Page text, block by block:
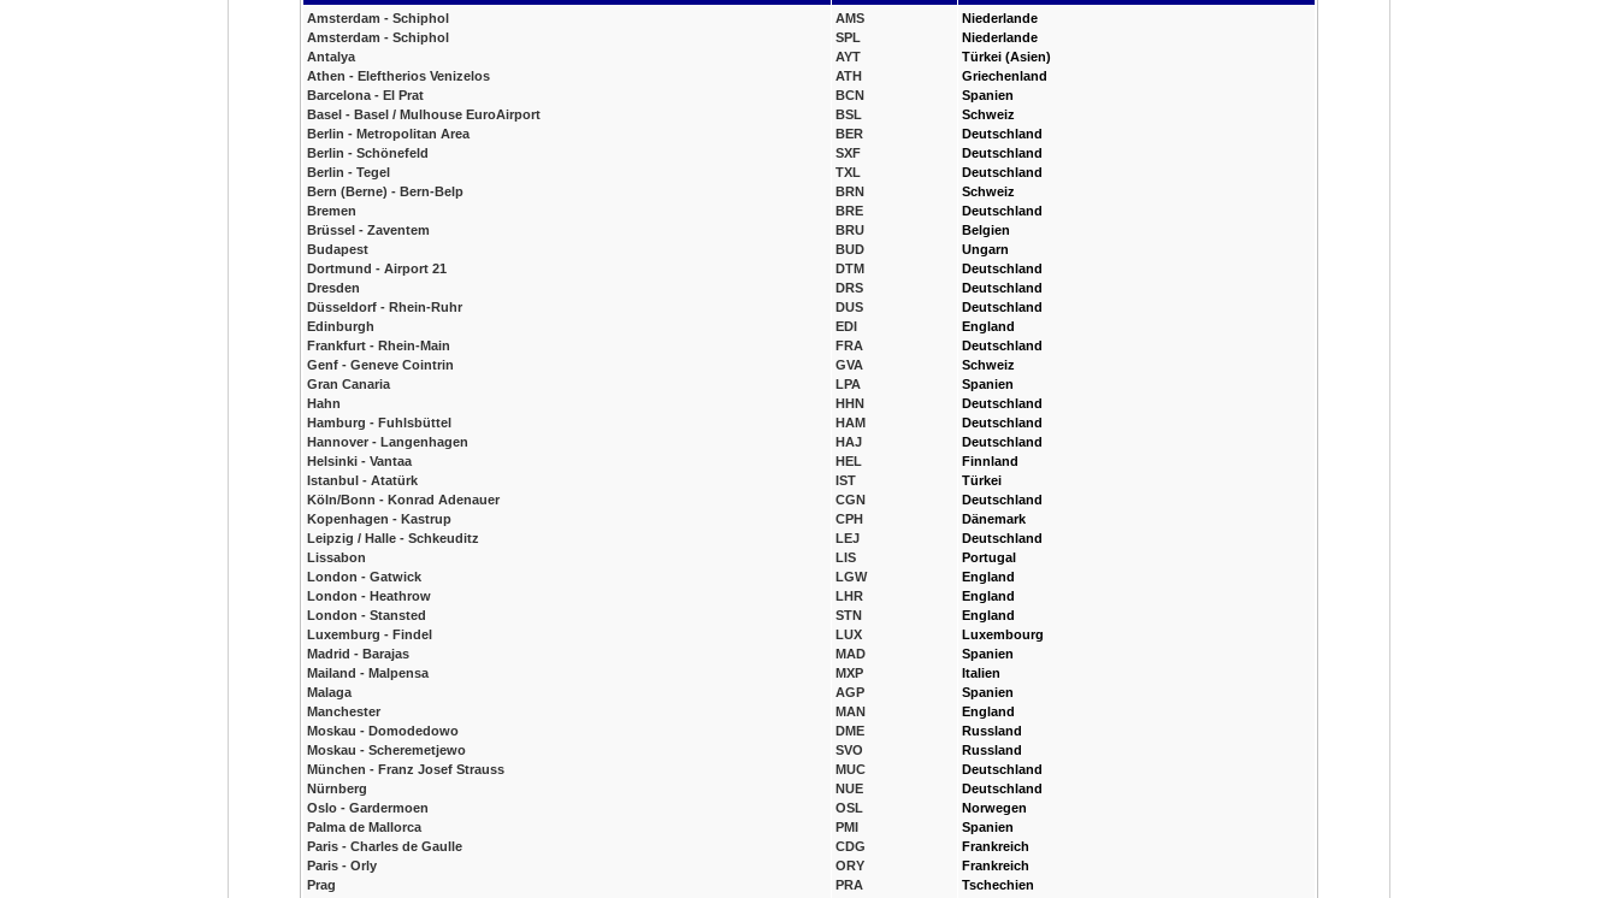
Amsterdam - Schiphol
Amsterdam - Schiphol
Antalya
Athen - Eleftherios Venizelos
Barcelona - El Prat
Basel - Basel / Mulhouse EuroAirport
Berlin - Metropolitan Area
Berlin - Schönefeld
Berlin - Tegel
Bern (Berne) - Bern-Belp
Bremen
Brüssel - Zaventem
Budapest
Dortmund - Airport 21
Dresden
Düsseldorf - Rhein-Ruhr
Edinburgh
Frankfurt - Rhein-Main
Genf - Geneve Cointrin
Gran Canaria
Hahn
Hamburg - Fuhlsbüttel
Hannover - Langenhagen
Helsinki - Vantaa
Istanbul - Atatürk
Köln/Bonn - Konrad Adenauer
Kopenhagen - Kastrup
Leipzig / Halle - Schkeuditz
Lissabon
London - Gatwick
London - Heathrow
London - Stansted
Luxemburg - Findel
Madrid - Barajas
Mailand - Malpensa
Malaga
Manchester
Moskau - Domodedowo
Moskau - Scheremetjewo
München - Franz Josef Strauss
Nürnberg
Oslo - Gardermoen
Palma de Mallorca
Paris - Charles de Gaulle
Paris - Orly
Prag
AMS
SPL
AYT
ATH
BCN
BSL
BER
SXF
TXL
BRN
BRE
BRU
BUD
DTM
DRS
DUS
EDI
FRA
GVA
LPA
HHN
HAM
HAJ
HEL
IST
CGN
CPH
LEJ
LIS
LGW
LHR
STN
LUX
MAD
MXP
AGP
MAN
DME
SVO
MUC
NUE
OSL
PMI
CDG
ORY
PRA
Niederlande
Niederlande
Türkei (Asien)
Griechenland
Spanien
Schweiz
Deutschland
Deutschland
Deutschland
Schweiz
Deutschland
Belgien
Ungarn
Deutschland
Deutschland
Deutschland
England
Deutschland
Schweiz
Spanien
Deutschland
Deutschland
Deutschland
Finnland
Türkei
Deutschland
Dänemark
Deutschland
Portugal
England
England
England
Luxembourg
Spanien
Italien
Spanien
England
Russland
Russland
Deutschland
Deutschland
Norwegen
Spanien
Frankreich
Frankreich
Tschechien